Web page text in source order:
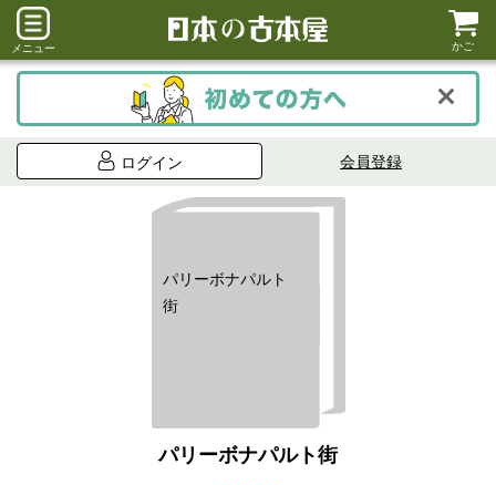
メニュー かご
ログイン 会員登録
パリーボナパルト
街
パリーボナパルト街